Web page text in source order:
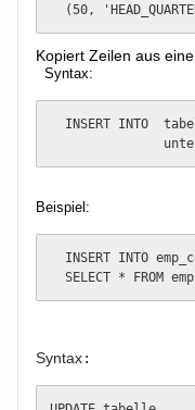
(50,
Kopiert Zeilen aus
Syntax:
INSERT INTO
Beispiel:
INSERT INTO
SELECT * FROM
Syntax: